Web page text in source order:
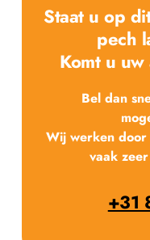
Staat u op
pech
Komt u
Bel dan
Wij werken
vaak
+31